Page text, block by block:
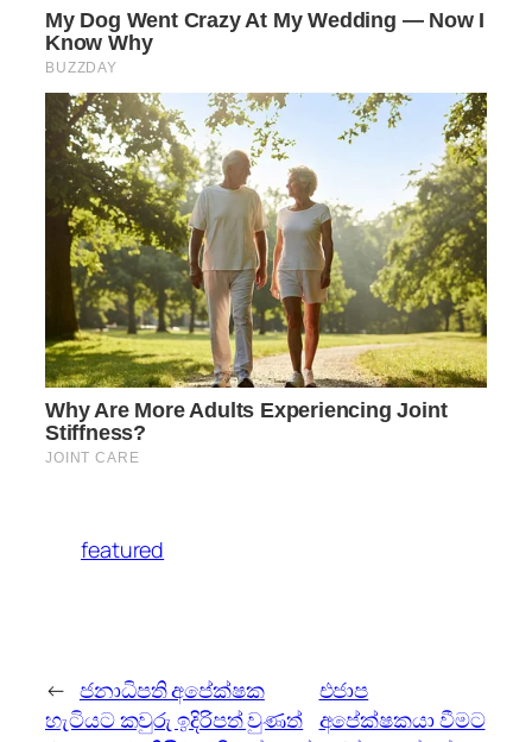
featured
← ජනාධිපති අපේක්ෂක
හැටියට කවුරු ඉදිරිපත් වුණත්
එජාප
අපේක්ෂකයා වීමට